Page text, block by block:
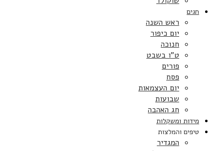
חגים
ראש השנה
יום כיפור
חנוכה
ט”ו בשבט
פורים
פסח
יום העצמאות
שבועות
חג האהבה
מידות ומשקלות
טיפים והמלצות
המגדיר